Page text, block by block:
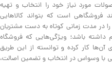
مورد نیاز خود را انتخاب و تهیه
فروشگاهی است که بتواند کالاهایی
در مدت زمانی کوتاه به دست مشتریان
باشد؛ ویژگی‌هایی که فروشگاه
آن‌ها کار کرده و توانسته از این طریق
با وسواس در انتخاب و تضمین اصالت،